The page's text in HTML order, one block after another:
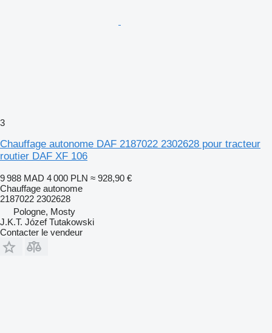
3
Chauffage autonome DAF 2187022 2302628 pour tracteur
routier DAF XF 106
9 988 MAD 4 000 PLN ≈ 928,90 €
Chauffage autonome
2187022 2302628
Pologne, Mosty
J.K.T. Józef Tutakowski
Contacter le vendeur